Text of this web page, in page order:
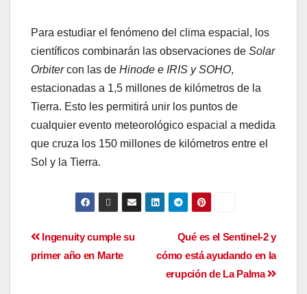
Para estudiar el fenómeno del clima espacial, los
científicos combinarán las observaciones de Solar
Orbitercon las de Hinode e IRIS y SOHO,
estacionadas a 1,5 millones de kilómetros de la
Tierra. Esto les permitirá unir los puntos de
cualquier evento meteorológico espacial a medida
que cruza los 150 millones de kilómetros entre el
Sol y la Tierra.
Qué es el Sentinel-2 y
cómo está ayudando en la
erupción de La Palma
Ingenuity cumple su
primer año en Marte